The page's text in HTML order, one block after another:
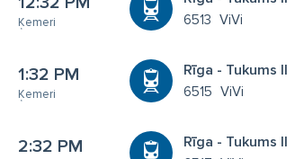
Ķemeri 6513 ViVi
1:32 PM
Ķemeri
Rīga - Tukums II
6515 ViVi
2:32 PM Rīga - Tukums II